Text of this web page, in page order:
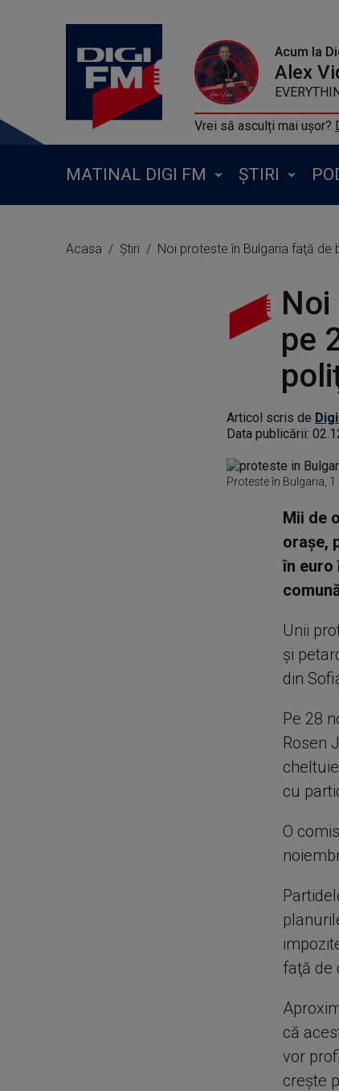
Acum la
Alex
Vrei să asculți mai ușor?
MATINAL DIGI FM ȘTIRI
Acasa Știri Noi proteste în Bulgaria faţă de
pe
Articol scris de
Data publicării:
Proteste în Bulgaria,
Mii de
oraşe,
în euro
Unii
şi
din
Pe 28
Rosen
cu
O
faţă de
că
vor
creşte